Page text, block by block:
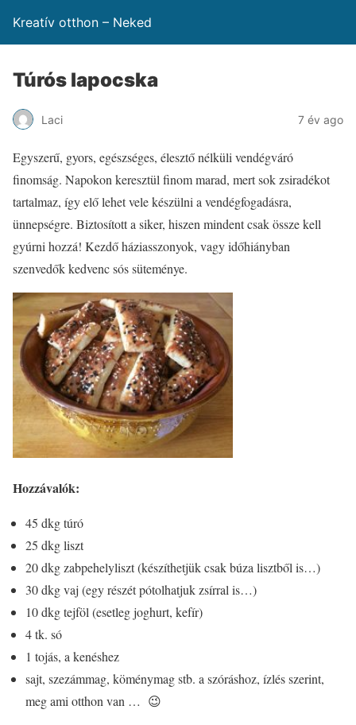
Kreatív otthon – Neked
Túrós lapocska
Laci 7 év ago
Egyszerű, gyors, egészséges, élesztő nélküli vendégváró
finomság. Napokon keresztül finom marad, mert sok zsiradékot
tartalmaz, így elő lehet vele készülni a vendégfogadásra,
ünnepségre. Biztosított a siker, hiszen mindent csak össze kell
gyúrni hozzá! Kezdő háziasszonyok, vagy időhiányban
szenvedők kedvenc sós süteménye.
Hozzávalók:
45 dkg túró
25 dkg liszt
20 dkg zabpehelyliszt (készíthetjük csak búza lisztből is…)
30 dkg vaj (egy részét pótolhatjuk zsírral is…)
10 dkg tejföl (esetleg joghurt, kefír)
4 tk. só
1 tojás, a kenéshez
sajt, szezámmag, köménymag stb. a szóráshoz, ízlés szerint,
meg ami otthon van … 😉